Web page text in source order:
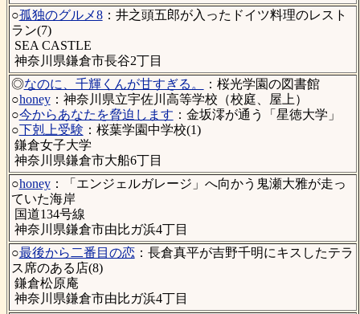
○孤独のグルメ8：井之頭五郎が入ったドイツ料理のレスト
ラン(7)
SEA CASTLE
神奈川県鎌倉市長谷2丁目
◎なのに、千輝くんが甘すぎる。
：桜光学園の図書館
○honey：神奈川県立宇佐川高等学校（校庭、屋上）
○今からあなたを脅迫します ：金坂澪が通う「星徳大学」
○下剋上受験 ：桜葉学園中学校(1)
鎌倉女子大学
神奈川県鎌倉市大船6丁目
○honey：「エンジェルガレージ」へ向かう鬼瀬大雅が走っ
ていた海岸
国道134号線
神奈川県鎌倉市由比ガ浜4丁目
○最後から二番目の恋：長倉真平が吉野千明にキスしたテラ
ス席のある店(8)
鎌倉松原庵
神奈川県鎌倉市由比ガ浜4丁目